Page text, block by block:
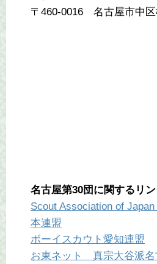
〒460-0016 名古屋市中区
名古屋第30団に関するリ
Scout Association of
本連盟
ボーイスカウト愛知連盟
お東ネット 真宗大谷派名